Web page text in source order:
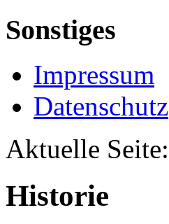
Sonstiges
Impressum
Datenschutz
Aktuelle Seite:
Historie